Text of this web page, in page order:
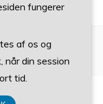
fungerer
af os og
når din session
tid.